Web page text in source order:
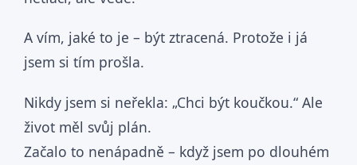
A vím, jaké to je – být ztracená. Protože i já
jsem si tím prošla.
Nikdy jsem si neřekla: „Chci být koučkou.“ Ale
život měl svůj plán.
Začalo to nenápadně – když jsem po dlouhém